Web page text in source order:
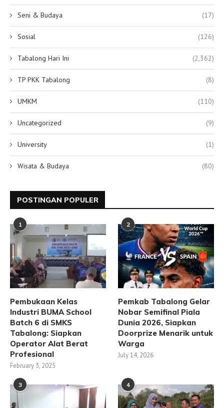
Seni & Budaya (17)
Sosial (126)
Tabalong Hari Ini (2,362)
TP PKK Tabalong (8)
UMKM (110)
Uncategorized (9)
University (1)
Wisata & Budaya (80)
POSTINGAN POPULER
1
Pembukaan Kelas
Industri BUMA School
Batch 6 di SMKS
Tabalong: Siapkan
Operator Alat Berat
Profesional
February 3, 2025
2
Pemkab Tabalong Gelar
Nobar Semifinal Piala
Dunia 2026, Siapkan
Doorprize Menarik untuk
Warga
July 14, 2026
3 4